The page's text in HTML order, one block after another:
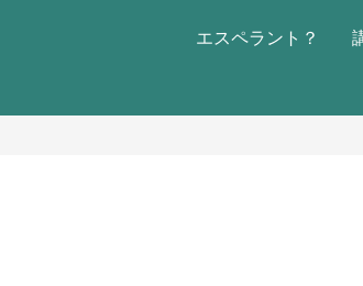
エスペラント？